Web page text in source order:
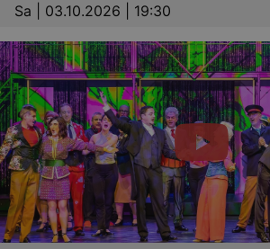
Sa | 03.10.2026 | 19:30